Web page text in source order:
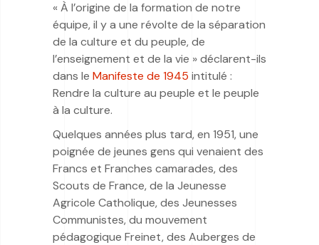
« À l’origine de la formation de notre
équipe, il y a une révolte de la séparation
de la culture et du peuple, de
l’enseignement et de la vie » déclarent-ils
dans le Manifeste de 1945 intitulé :
Rendre la culture au peuple et le peuple
à la culture.
Quelques années plus tard, en 1951, une
poignée de jeunes gens qui venaient des
Francs et Franches camarades, des
Scouts de France, de la Jeunesse
Agricole Catholique, des Jeunesses
Communistes, du mouvement
pédagogique Freinet, des Auberges de